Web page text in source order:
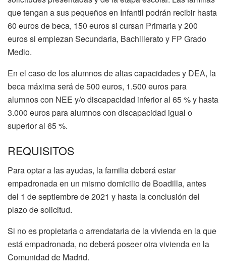
que tengan a sus pequeños en Infantil podrán recibir hasta
60 euros de beca, 150 euros si cursan Primaria y 200
euros si empiezan Secundaria, Bachillerato y FP Grado
Medio.
En el caso de los alumnos de altas capacidades y DEA, la
beca máxima será de 500 euros, 1.500 euros para
alumnos con NEE y/o discapacidad inferior al 65 % y hasta
3.000 euros para alumnos con discapacidad igual o
superior al 65 %.
REQUISITOS
Para optar a las ayudas, la familia deberá estar
empadronada en un mismo domicilio de Boadilla, antes
del 1 de septiembre de 2021 y hasta la conclusión del
plazo de solicitud.
Si no es propietaria o arrendataria de la vivienda en la que
está empadronada, no deberá poseer otra vivienda en la
Comunidad de Madrid.